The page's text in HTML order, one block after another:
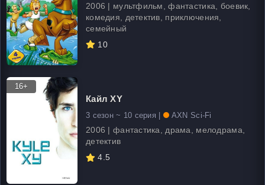
2006 | мультфильм, фантастика, боевик,
комедия, детектив, приключения,
семейный
10
16+
Кайл XY
3 сезон ~ 10 серия | AXN Sci-Fi
2006 | фантастика, драма, мелодрама,
детектив
4.5